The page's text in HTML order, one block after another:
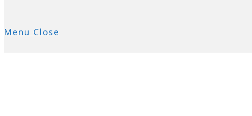
Menu Close